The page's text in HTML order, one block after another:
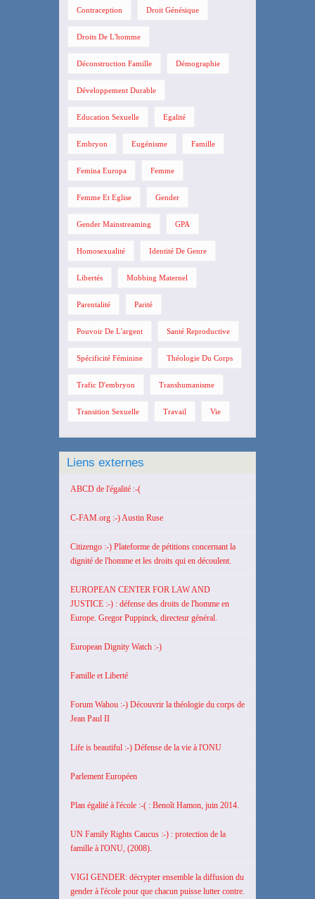
Contraception Droit Génésique
Droits De L'homme
Déconstruction Famille Démographie
Développement Durable
Education Sexuelle Egalité
Embryon Eugénisme Famille
Femina Europa Femme
Femme Et Eglise Gender
Gender Mainstreaming GPA
Homosexualité Identité De Genre
Libertés Mobbing Maternel
Parentalité Parité
Pouvoir De L'argent Santé Reproductive
Spécificité Féminine Théologie Du Corps
Trafic D'embryon Transhumanisme
Transition Sexuelle Travail Vie
Liens externes
ABCD de l'égalité :-(
C-FAM.org :-) Austin Ruse
Citizengo :-) Plateforme de pétitions concernant la
dignité de l'homme et les droits qui en découlent.
EUROPEAN CENTER FOR LAW AND
JUSTICE :-) : défense des droits de l'homme en
Europe. Gregor Puppinck, directeur général.
European Dignity Watch :-)
Famille et Liberté
Forum Wahou :-) Découvrir la théologie du corps de
Jean Paul II
Life is beautiful :-) Défense de la vie à l'ONU
Parlement Européen
Plan égalité à l'école :-( : Benoît Hamon, juin 2014.
UN Family Rights Caucus :-) : protection de la
famille à l'ONU, (2008).
VIGI GENDER: décrypter ensemble la diffusion du
gender à l'école pour que chacun puisse lutter contre.